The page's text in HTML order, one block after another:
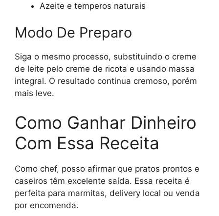
Azeite e temperos naturais
Modo De Preparo
Siga o mesmo processo, substituindo o creme
de leite pelo creme de ricota e usando massa
integral. O resultado continua cremoso, porém
mais leve.
Como Ganhar Dinheiro
Com Essa Receita
Como chef, posso afirmar que pratos prontos e
caseiros têm excelente saída. Essa receita é
perfeita para marmitas, delivery local ou venda
por encomenda.